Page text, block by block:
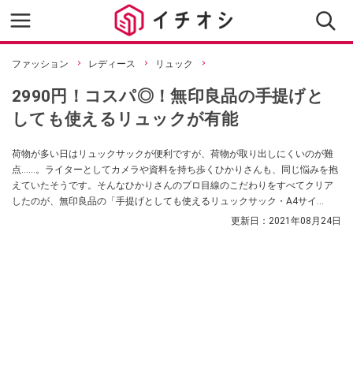
ファッション レディース リュック
2990円！コスパ◎！無印良品の手提げと
しても使えるリュックが有能
荷物が多い日はリュックサックが便利ですが、荷物が取り出しにくいのが難
点……。ライターとしてカメラや資料を持ち歩くひかりさんも、同じ悩みを抱
えていたそうです。そんなひかりさんのプロ目線のこだわりをすべてクリア
したのが、無印良品の「手提げとしても使えるリュックサック・A4サイ
ズ」！ ママバッグや通勤バッグとしても活用できそうです。
更新日： 2021年08月24日